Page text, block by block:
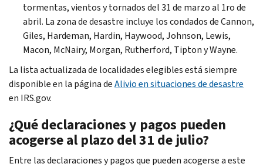
tormentas, vientos y tornados del 31 de marzo al 1ro de
abril. La zona de desastre incluye los condados deCannon,
Giles, Hardeman, Hardin, Haywood, Johnson, Lewis,
Macon, McNairy, Morgan, Rutherford, TiptonyWayne.
La lista actualizada de localidades elegibles está siempre
disponible en la página deAlivio en situaciones de desastre
en IRS.gov.
¿Qué declaraciones y pagos pueden
acogerse al plazo del 31 de julio?
Entre las declaraciones y pagos que pueden acogerse a este